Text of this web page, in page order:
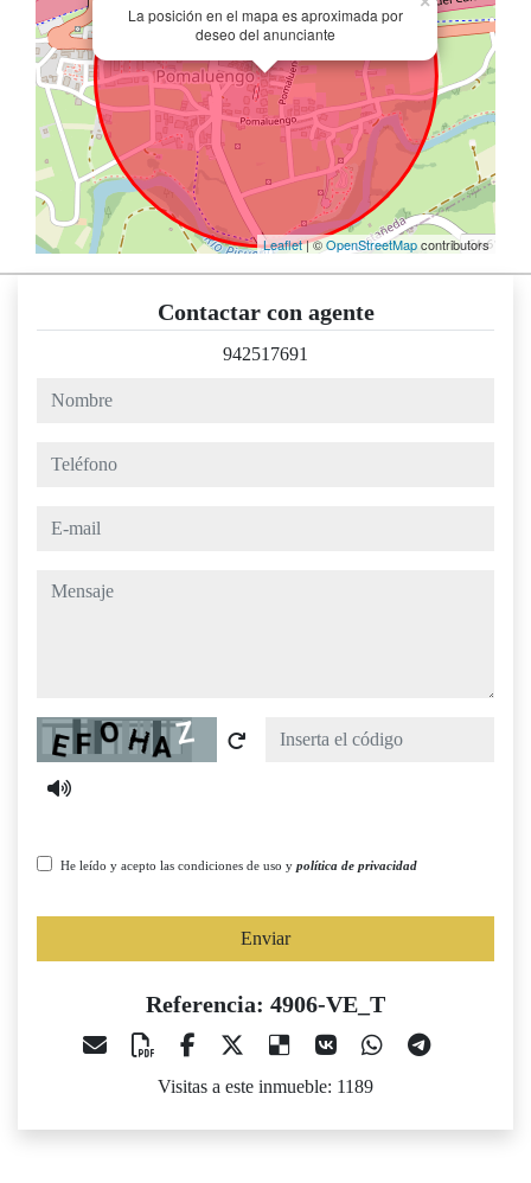
La posición en el mapa es aproximada por
deseo del anunciante
Leaflet| ©OpenStreetMapcontributors
Contactar con agente
942517691
nombre
teléfono
e-mail
mensaje
Captcha
He leído y acepto las condiciones de uso y política de privacidad
Enviar
Referencia: 4906-VE_T
Visitas a este inmueble: 1189